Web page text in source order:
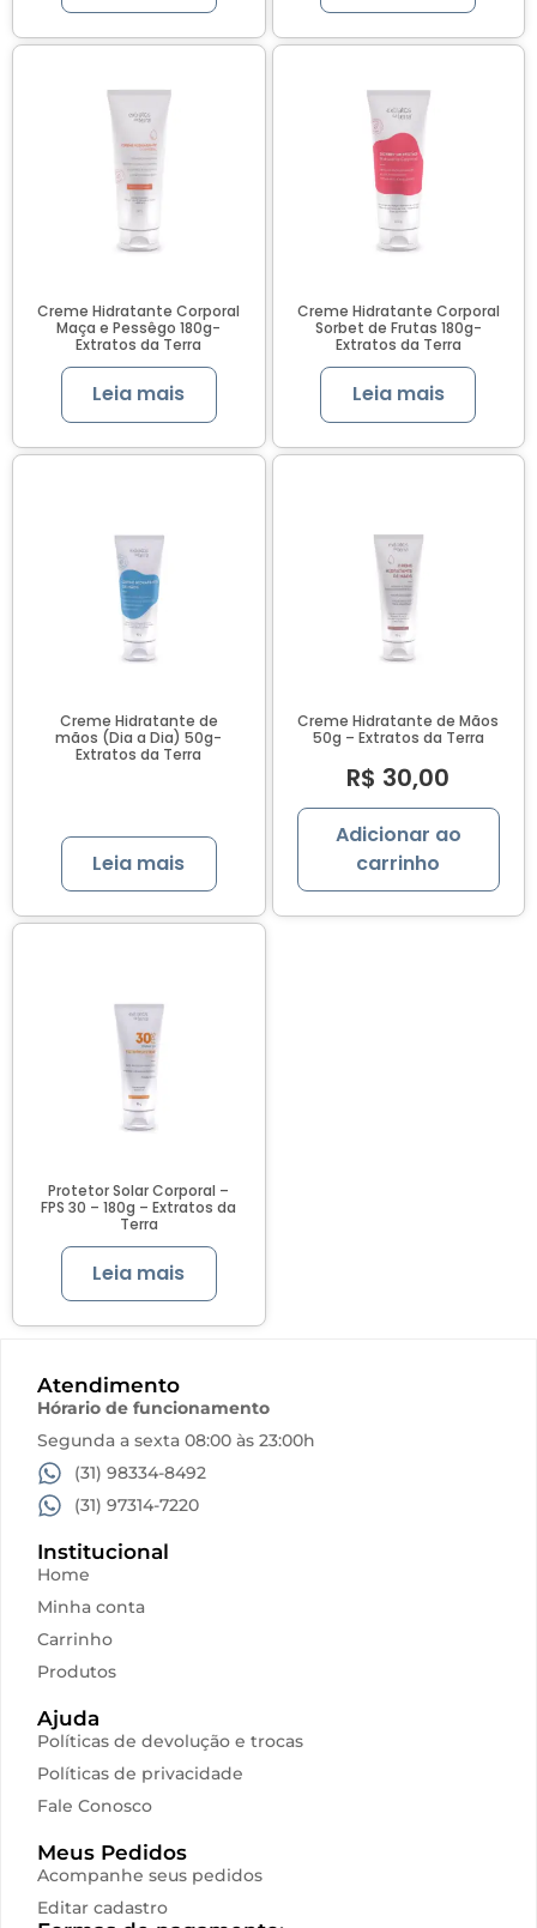
Creme Hidratante Corporal
Maça e Pessêgo 180g-
Extratos da Terra
Leia mais
Creme Hidratante Corporal
Sorbet de Frutas 180g-
Extratos da Terra
Leia mais
Creme Hidratante de
mãos (Dia a Dia) 50g-
Extratos da Terra
Leia mais
Creme Hidratante de Mãos
50g – Extratos da Terra
R$ 30,00
Adicionar ao
carrinho
Protetor Solar Corporal –
FPS 30 – 180g – Extratos da
Terra
Leia mais
Atendimento
Hórario de funcionamento
Segunda a sexta 08:00 às 23:00h
(31) 98334-8492
(31) 97314-7220
Institucional
Home
Minha conta
Carrinho
Produtos
Ajuda
Políticas de devolução e trocas
Políticas de privacidade
Fale Conosco
Meus Pedidos
Acompanhe seus pedidos
Editar cadastro